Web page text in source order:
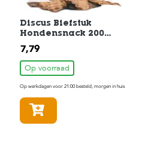
Discus Biefstuk
Hondensnack 200
gram
7,79
Op voorraad
Op werkdagen voor 21:00 besteld, morgen in huis